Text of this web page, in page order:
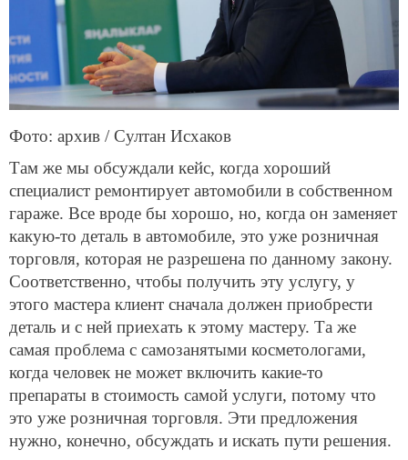
Фото: архив / Султан Исхаков
Там же мы обсуждали кейс, когда хороший
специалист ремонтирует автомобили в собственном
гараже. Все вроде бы хорошо, но, когда он заменяет
какую-то деталь в автомобиле, это уже розничная
торговля, которая не разрешена по данному закону.
Соответственно, чтобы получить эту услугу, у
этого мастера клиент сначала должен приобрести
деталь и с ней приехать к этому мастеру. Та же
самая проблема с самозанятыми косметологами,
когда человек не может включить какие-то
препараты в стоимость самой услуги, потому что
это уже розничная торговля. Эти предложения
нужно, конечно, обсуждать и искать пути решения.